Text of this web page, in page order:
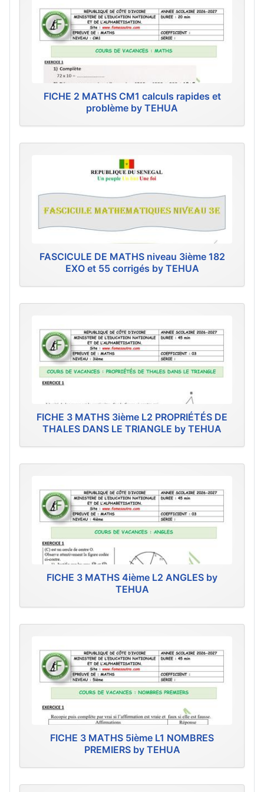
FICHE 2 MATHS CM1 calculs rapides et
problème by TEHUA
FASCICULE DE MATHS niveau 3ième 182
EXO et 55 corrigés by TEHUA
FICHE 3 MATHS 3ième L2 PROPRIÉTÉS DE
THALES DANS LE TRIANGLE by TEHUA
FICHE 3 MATHS 4ième L2 ANGLES by
TEHUA
FICHE 3 MATHS 5ième L1 NOMBRES
PREMIERS by TEHUA